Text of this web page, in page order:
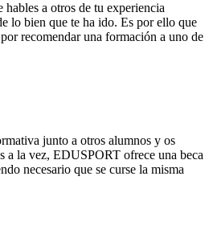
hables a otros de tu experiencia
lo bien que te ha ido. Es por ello que
recomendar una formación a uno de
junto a otros alumnos y os
a la vez, EDUSPORT ofrece una beca
necesario que se curse la misma